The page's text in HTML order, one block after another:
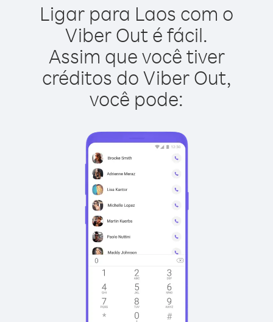
Ligar para Laos com o
Viber Out é fácil.
Assim que você tiver
créditos do Viber Out,
você pode: